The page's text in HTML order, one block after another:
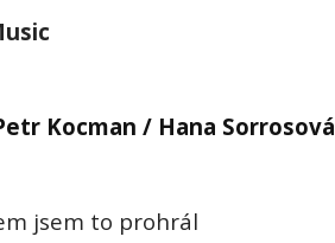
Kocman / Hana Sorrosová
jsem to prohrál